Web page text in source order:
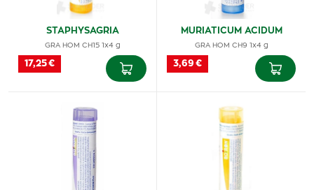
STAPHYSAGRIA
GRA HOM CH15 1x4 g
17,25 €
MURIATICUM ACIDUM
GRA HOM CH9 1x4 g
3,69 €